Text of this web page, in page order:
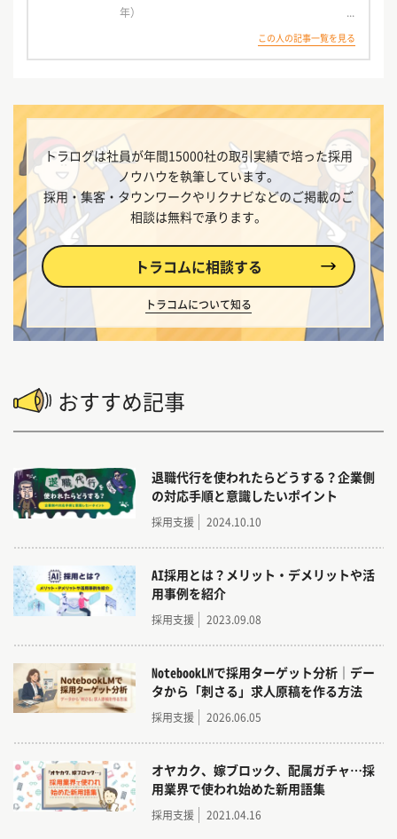
この人の記事一覧を見る
年）
2018年、大手担当部署へ異動。
全国に支店や店舗を持つお客様のアルバイト・中
途採用に携わる。
2020年、WEBマーケティンググループに異動
し、さまざまな手法を用いて採用活動を支援中。
トラログは社員が年間15000社の取引実績で培った採用
ノウハウを執筆しています。
採用・集客・タウンワークやリクナビなどのご掲載のご
相談は無料で承ります。
トラコムに相談する
トラコムについて知る
おすすめ記事
退職代行を使われたらどうする？企業側
の対応手順と意識したいポイント
採用支援 2024.10.10
AI採用とは？メリット・デメリットや活
用事例を紹介
採用支援 2023.09.08
NotebookLMで採用ターゲット分析｜デー
タから「刺さる」求人原稿を作る方法
採用支援 2026.06.05
オヤカク、嫁ブロック、配属ガチャ…採
用業界で使われ始めた新用語集
採用支援 2021.04.16